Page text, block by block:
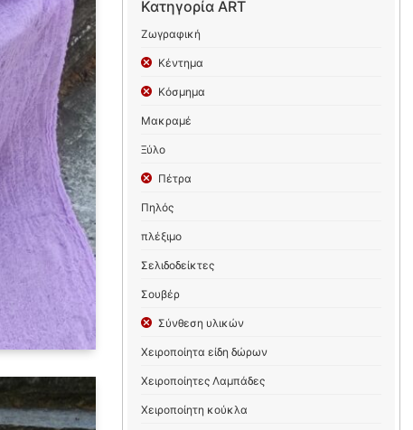
Κατηγορία ART
Ζωγραφική
Κέντημα
Κόσμημα
Μακραμέ
Ξύλο
Πέτρα
Πηλός
πλέξιμο
Σελιδοδείκτες
Σουβέρ
Σύνθεση υλικών
Χειροποίητα είδη δώρων
Χειροποίητες Λαμπάδες
Χειροποίητη κούκλα